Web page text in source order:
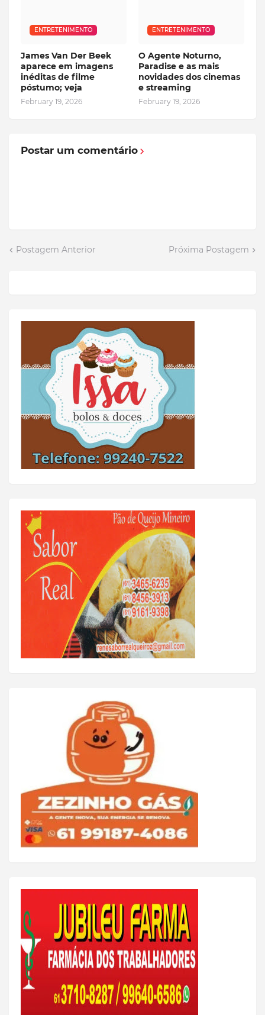
ENTRETENIMENTO
James Van Der Beek
aparece em imagens
inéditas de filme
póstumo; veja
February 19, 2026
ENTRETENIMENTO
O Agente Noturno,
Paradise e as mais
novidades dos cinemas
e streaming
February 19, 2026
Postar um comentário
Postagem Anterior Próxima Postagem